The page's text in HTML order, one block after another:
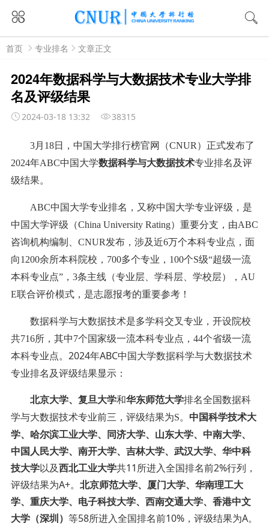
首页 专业排名 文章正文
2024年数据科学与大数据技术专业大学排
名及评级结果
2024-03-18 13:32 38315
3月18日，中国大学排行榜官网（CNUR）正式发布了
2024年ABC中国大学数据科学与大数据技术专业排名及评
级结果。
ABC中国大学专业排名，又称中国大学专业评级，是
中国大学评级（China University Rating）重要分支，由ABC
咨询机构编制、CNUR发布，涉及近6万个本科专业点，面
向1200余所本科院校，700多个专业，100个S级“超级一流
本科专业点”，3条主线（专业层、学科层、学校层），AU
E联合评价模式，是志愿报考的重要参考！
数据科学与大数据技术是多学科交叉专业，开设院校
共716所，其中7个国家级一流本科专业点，44个省级一流
本科专业点。 2024年ABC中国大学数据科学与大数据技术
专业排名及评级结果显示：
北京大学、复旦大学和华东师范大学排名全国数据科
学与大数据技术专业前三，评级结果为S。 中国科学技术大
学、哈尔滨工业大学、同济大学、山东大学、中南大学、
中国人民大学、南开大学、吉林大学、武汉大学、华中科
技大学以及西北工业大学共11所进入全国排名前2%行列，
评级结果为A+。 北京师范大学、厦门大学、华南理工大
学、重庆大学、电子科技大学、西南交通大学、香港中文
大学（深圳） 等58所进入全国排名前10%，评级结果为A。